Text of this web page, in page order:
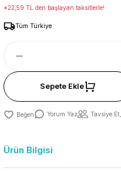
*22,59 TL den başlayan taksitlerle!
Tüm Türkiye
Sepete Ekle
Yorum Yaz Tavsiye Et
Ürün Bilgisi